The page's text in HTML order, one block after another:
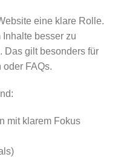
eine klare Rolle.
Inhalte besser zu
Das gilt besonders für
oder FAQs.
mit klarem Fokus